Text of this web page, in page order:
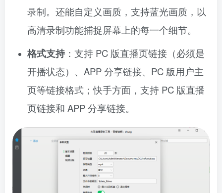
录制。还能自定义画质，支持蓝光画质，以
高清录制功能捕捉屏幕上的每一个细节。
格式支持 ：支持 PC 版直播页链接（必须是
开播状态）、APP 分享链接、PC 版用户主
页等链接格式；快手方面，支持 PC 版直播
页链接和 APP 分享链接。